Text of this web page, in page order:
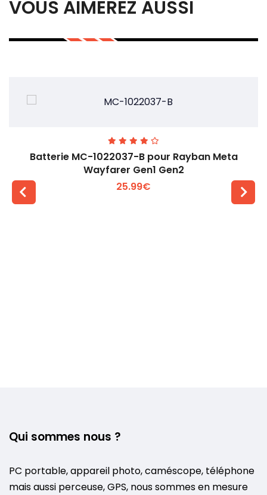
VOUS AIMEREZ AUSSI
Batterie MC-1022037-B pour Rayban Meta
Wayfarer Gen1 Gen2
25.99€
Qui sommes nous ?
PC portable, appareil photo, caméscope, téléphone
mais aussi perceuse, GPS, nous sommes en mesure